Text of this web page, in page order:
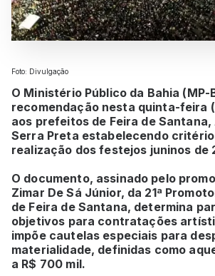
Foto: Divulgação
O Ministério Público da Bahia (MP-
recomendação nesta quinta-feira
aos prefeitos de Feira de Santana,
Serra Preta estabelecendo
realização dos festejos juninos de
O documento, assinado pelo
Zimar De Sá Júnior, da 21ª
de Feira de Santana, determina
objetivos para contratações
impõe cautelas especiais para
materialidade, definidas como
a R$ 700 mil.